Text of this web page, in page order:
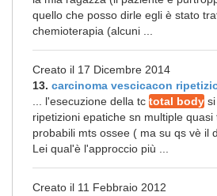
quello che posso dirle egli è stato
chemioterapia (alcuni ...
Creato il 17 Dicembre 2014
13. carcinoma vescicacon
... l'esecuzione della tc total body
ripetizioni epatiche sn multiple
probabili mts ossee ( ma su qs vè il
Lei qual'è l'approccio più ...
Creato il 11 Febbraio 2012